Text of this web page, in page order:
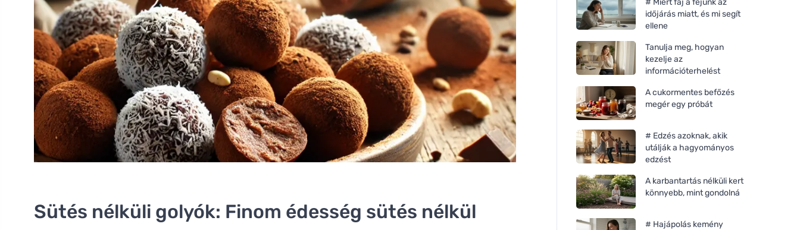
Sütés nélküli golyók: Finom édesség sütés nélkül
időjárás miatt, és mi segít
ellene
Tanulja meg, hogyan
kezelje az
információterhelést
A cukormentes befőzés
megér egy próbát
# Edzés azoknak, akik
utálják a hagyományos
edzést
A karbantartás nélküli kert
könnyebb, mint gondolná
# Hajápolás kemény